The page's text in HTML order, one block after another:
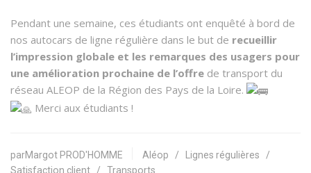
Pendant une semaine, ces étudiants ont enquêté à bord de
nos autocars de ligne régulière dans le but de recueillir
l’impression globale et les remarques des usagers pour
une amélioration prochaine de l’offre de transport du
réseau ALEOP de la Région des Pays de la Loire.
Merci aux étudiants !
parMargot PROD'HOMME Aléop / Lignes régulières /
Satisfaction client / Transports